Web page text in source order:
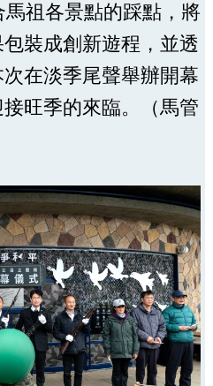
祖各景點的踩點，將
裝成創新遊程，並透
在淡季尾聲舉辦開幕
旺季的來臨。（馬管